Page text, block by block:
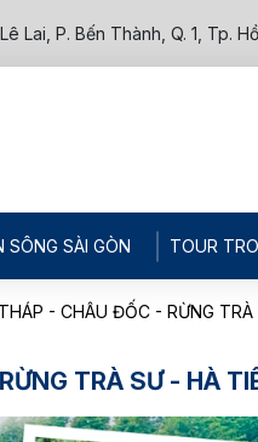
Lai, P. Bến Thành, Q. 1, Tp.
SÔNG SÀI GÒN TOUR
- CHÂU ĐỐC - RỪNG
TRÀ SƯ - HÀ